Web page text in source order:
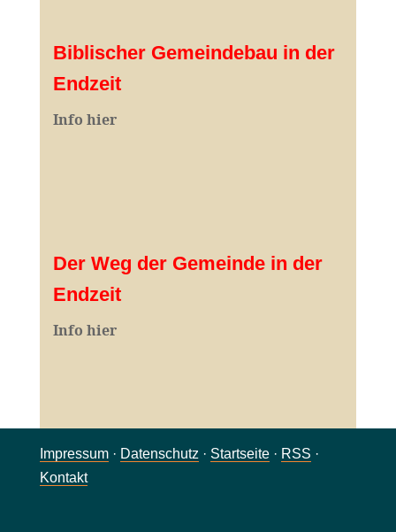
Biblischer Gemeindebau in der
Endzeit
Info hier
Der Weg der Gemeinde in der
Endzeit
Info hier
Impressum· Datenschutz · Startseite· RSS ·
Kontakt